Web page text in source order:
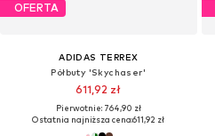
OFERTA
ADIDAS TERREX
Półbuty 'Skychaser'
611,92 zł
Pierwotnie: 764,90 zł
Ostatnia najniższa cena:611,92 zł